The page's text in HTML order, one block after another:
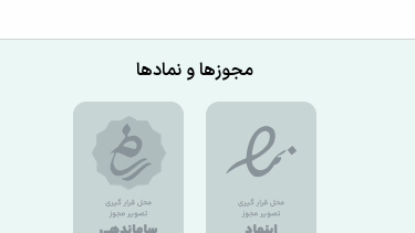
مجوزها و نمادها